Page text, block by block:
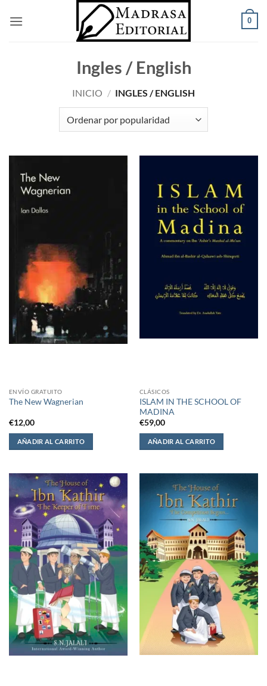
0
Ingles / English
INICIO / INGLES / ENGLISH
ENVÍO GRATUITO
The New Wagnerian
€12,00
AÑADIR AL CARRITO
CLÁSICOS
ISLAM IN THE SCHOOL OF
MADINA
€59,00
AÑADIR AL CARRITO